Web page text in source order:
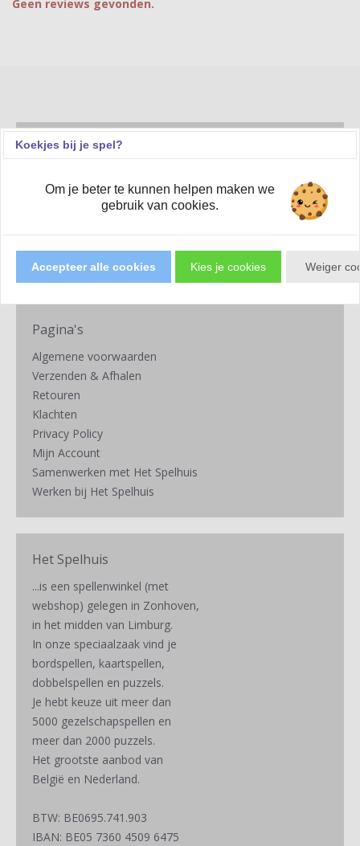
Geen reviews gevonden.
Categorieën
Trading Cards
Miniaturenspellen
Speelgoed
Puzzels
Pagina's
Algemene voorwaarden
Verzenden & Afhalen
Retouren
Klachten
Privacy Policy
Mijn Account
Samenwerken met Het Spelhuis
Werken bij Het Spelhuis
Het Spelhuis
...is een spellenwinkel (met
webshop) gelegen in Zonhoven,
in het midden van Limburg.
In onze speciaalzaak vind je
bordspellen, kaartspellen,
dobbelspellen en puzzels.
Je hebt keuze uit meer dan
5000 gezelschapspellen en
meer dan 2000 puzzels.
Het grootste aanbod van
België en Nederland.
BTW: BE0695.741.903
IBAN: BE05 7360 4509 6475
Koekjes bij je spel?
Om je beter te kunnen helpen maken we
gebruik van cookies.
Accepteer alle cookies Kies je cookies Weiger